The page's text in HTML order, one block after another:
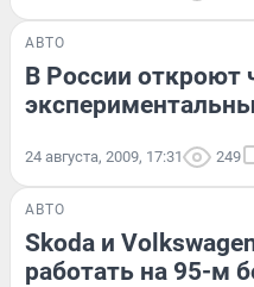
АВТО
В России откроют
24 августа, 2009, 17:31 249
АВТО
Skoda и
работать на 95-м